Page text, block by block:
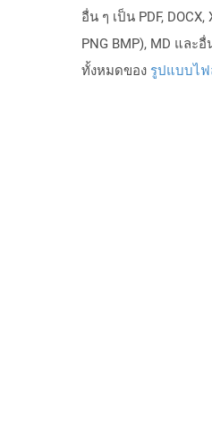
อื่น ๆ เป็น PDF, DOCX,
PNG BMP), MD และ
ทั้งหมดของ รูปแบบไฟ